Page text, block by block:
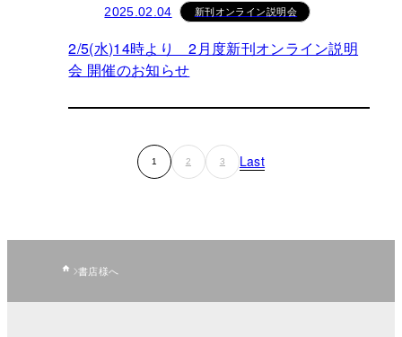
2025.02.04 新刊オンライン説明会
2/5(水)14時より 2月度新刊オンライン説明
会 開催のお知らせ
1 2 3 Last
書店様へ